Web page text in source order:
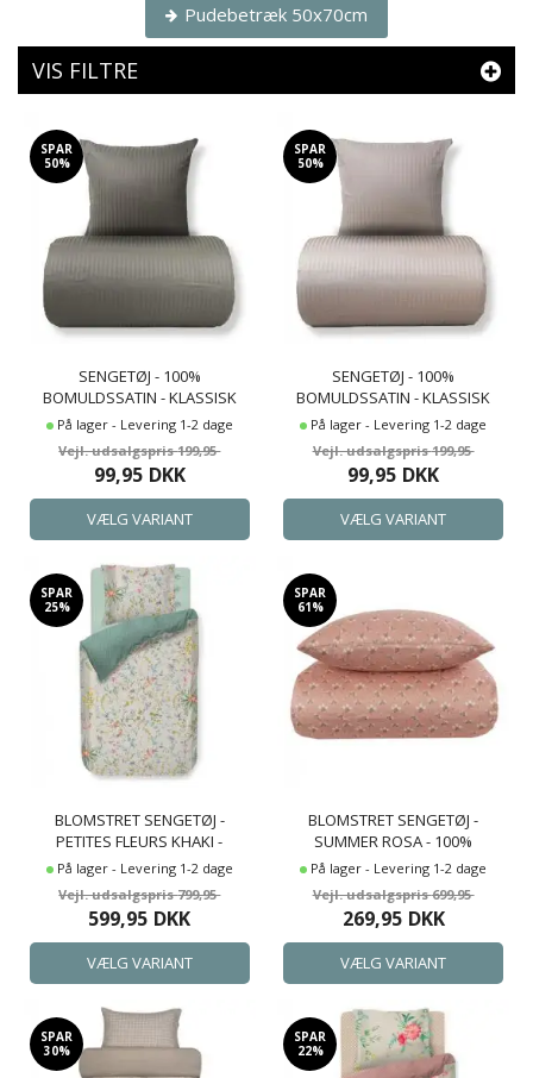
Pudebetræk 50x70cm
VIS FILTRE
SPAR
50%
SENGETØJ - 100%
BOMULDSSATIN - KLASSISK
OLIVENFARVET STRIBER
På lager - Levering 1-2 dage
199,95
99,95 DKK
SPAR
50%
SENGETØJ - 100%
BOMULDSSATIN - KLASSISK
SANDFARVET STRIBER
På lager - Levering 1-2 dage
199,95
99,95 DKK
SPAR
25%
BLOMSTRET SENGETØJ -
PETITES FLEURS KHAKI -
SENGELINNED MED
DOBBELTSIDET DESIGN - 100%
BOMULD - PIP STUDIO
På lager - Levering 1-2 dage
799,95
599,95 DKK
SPAR
61%
BLOMSTRET SENGETØJ -
SUMMER ROSA - 100%
BOMULDSSATIN SENGETØJ -
BY NIGHT
På lager - Levering 1-2 dage
699,95
269,95 DKK
SPAR
30%
SPAR
22%